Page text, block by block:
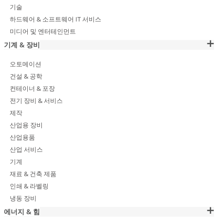
기술
하드웨어 & 소프트웨어 IT 서비스
미디어 및 엔터테인먼트
기계 & 장비
오토메이션
건설 & 공학
컨테이너 & 포장
전기 장비 & 서비스
제작
산업용 장비
산업용품
산업 서비스
기계
재료 & 건축 제품
인쇄 & 라벨링
냉동 장비
에너지 & 힘